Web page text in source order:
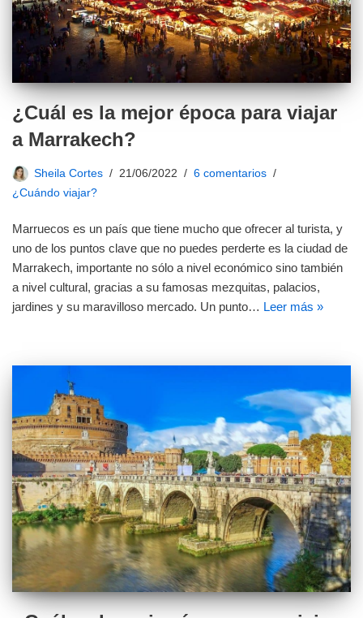
¿Cuál es la mejor época para viajar
a Marrakech?
Sheila Cortes 21/06/2022
6 comentarios
¿Cuándo viajar?
Marruecos es un país que tiene mucho que ofrecer al turista, y
uno de los puntos clave que no puedes perderte es la ciudad de
Marrakech, importante no sólo a nivel económico sino también
a nivel cultural, gracias a su famosas mezquitas, palacios,
jardines y su maravilloso mercado. Un punto… Leer más »